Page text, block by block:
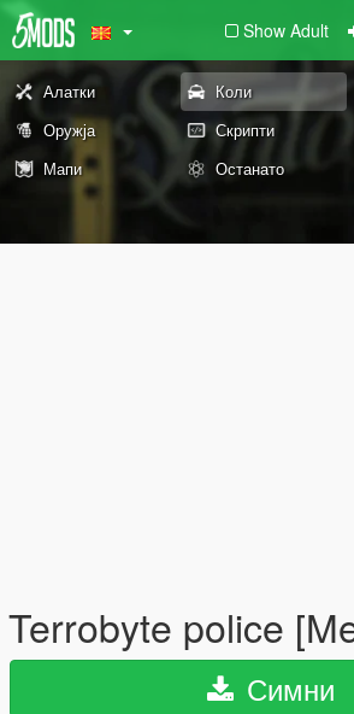
Show Adult
Алатки Коли
Оружја
Скрипти
Мапи
Останато
Terrobyte police
Симни